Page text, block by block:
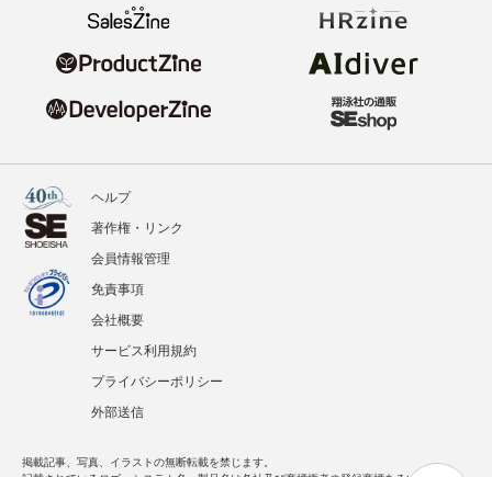
ヘルプ
著作権・リンク
会員情報管理
免責事項
会社概要
サービス利用規約
プライバシーポリシー
外部送信
掲載記事、写真、イラストの無断転載を禁じます。